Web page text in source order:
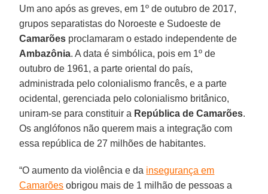
Um ano após as greves, em 1º de outubro de 2017,
grupos separatistas do Noroeste e Sudoeste de
Camarões proclamaram o estado independente de
Ambazônia. A data é simbólica, pois em 1º de
outubro de 1961, a parte oriental do país,
administrada pelo colonialismo francês, e a parte
ocidental, gerenciada pelo colonialismo britânico,
uniram-se para constituir a República de Camarões.
Os anglófonos não querem mais a integração com
essa república de 27 milhões de habitantes.
“O aumento da violência e da insegurança em
Camarões obrigou mais de 1 milhão de pessoas a